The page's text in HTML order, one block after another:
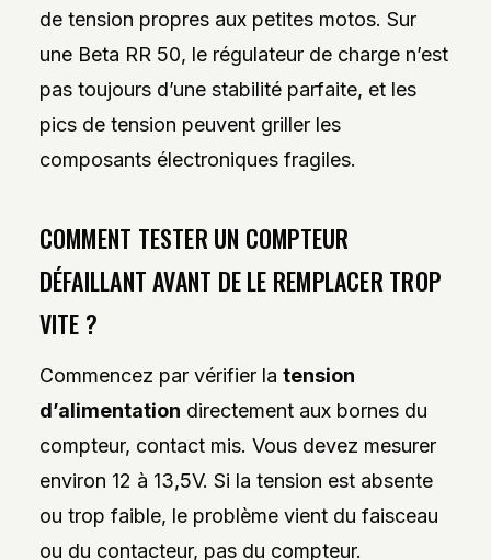
de tension propres aux petites motos. Sur
une Beta RR 50, le régulateur de charge n’est
pas toujours d’une stabilité parfaite, et les
pics de tension peuvent griller les
composants électroniques fragiles.
COMMENT TESTER UN COMPTEUR
DÉFAILLANT AVANT DE LE REMPLACER TROP
VITE ?
Commencez par vérifier la tension
d’alimentation directement aux bornes du
compteur, contact mis. Vous devez mesurer
environ 12 à 13,5V. Si la tension est absente
ou trop faible, le problème vient du faisceau
ou du contacteur, pas du compteur.